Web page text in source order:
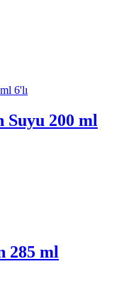
Suyu 200 ml
285 ml